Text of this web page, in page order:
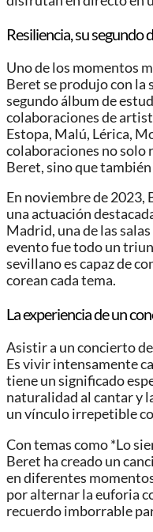
Resiliencia, su segundo
Uno de los momentos
Beret se produjo con la
segundo álbum de
colaboraciones de
Estopa, Malú, Lérica,
colaboraciones no solo
Beret, sino que
En noviembre de 2023,
una actuación
Madrid, una de las
evento fue todo un
sevillano es capaz de
corean cada tema.
La experiencia de un
Asistir a un concierto
Es vivir intensamente
tiene un significado
naturalidad al cantar y
un vínculo irrepetible
Con temas como *Lo
Beret ha creado un
en diferentes
por alternar la euforia
recuerdo imborrable